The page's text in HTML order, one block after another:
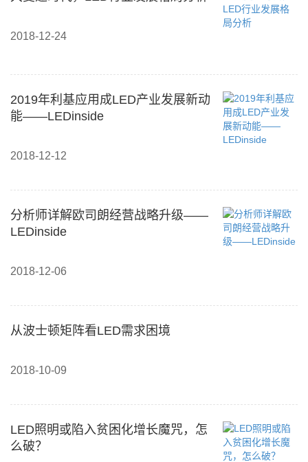
2018-12-24
2019年利基应用成LED产业发展新动
能——LEDinside
2018-12-12
分析师详解欧司朗经营战略升级——
LEDinside
2018-12-06
从波士顿矩阵看LED需求困境
2018-10-09
LED照明或陷入贫困化增长魔咒，怎
么破？